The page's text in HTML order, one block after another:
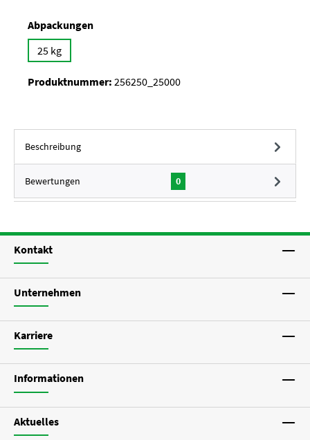
Abpackungenauswählen
25 kg
Produktnummer: 256250_25000
Beschreibung
Bewertungen 0
Kontakt
Unternehmen
Karriere
Informationen
Aktuelles